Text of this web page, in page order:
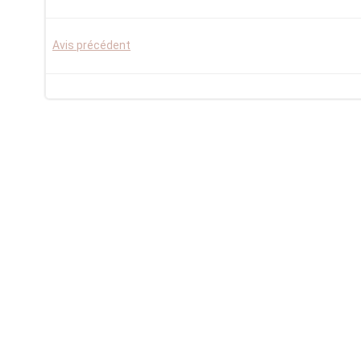
Post
Avis précédent